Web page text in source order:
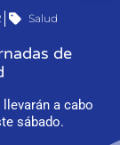
Salud
de
a cabo
sábado.